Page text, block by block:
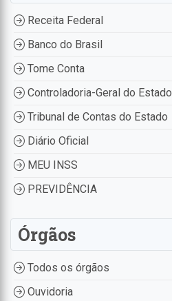
Receita Federal
Banco do Brasil
Tome Conta
Controladoria-Geral do Estado
Tribunal de Contas do Estado
Diário Oficial
MEU INSS
PREVIDÊNCIA
Órgãos
Todos os órgãos
Ouvidoria